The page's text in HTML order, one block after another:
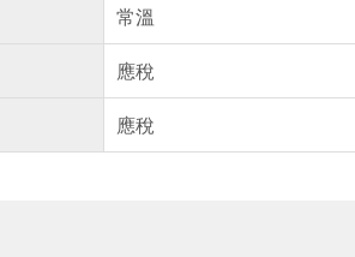
常溫
應稅
應稅